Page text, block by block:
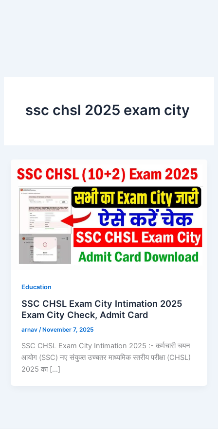
ssc chsl 2025 exam city
Education
SSC CHSL Exam City Intimation 2025
Exam City Check, Admit Card
arnav/ November 7, 2025
SSC CHSL Exam City Intimation 2025 :- कर्मचारी चयन
आयोग (SSC) नए संयुक्त उच्चतर माध्यमिक स्तरीय परीक्षा (CHSL)
2025 का […]